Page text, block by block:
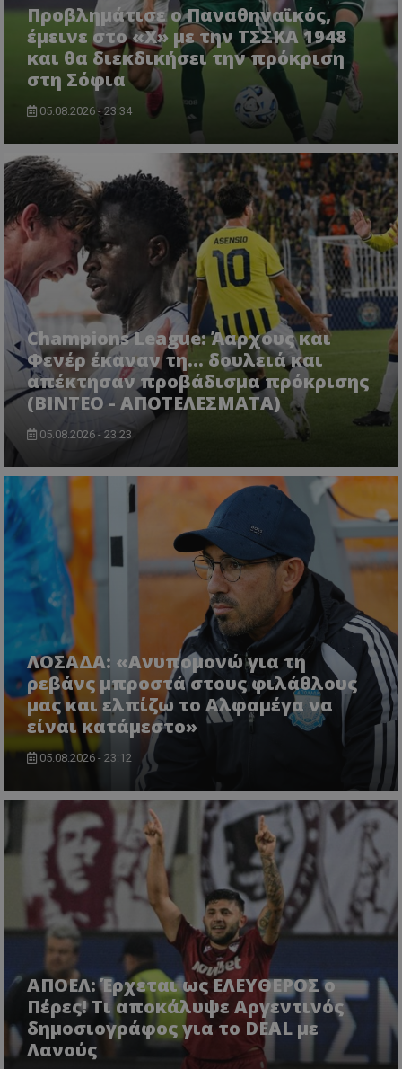
Προβλημάτισε ο Παναθηναϊκός,
έμεινε στο «Χ» με την ΤΣΣΚΑ 1948
και θα διεκδικήσει την πρόκριση
στη Σόφια
05.08.2026 - 23:34
Champions League: Άαρχους και
Φενέρ έκαναν τη... δουλειά και
απέκτησαν προβάδισμα πρόκρισης
(ΒΙΝΤΕΟ - ΑΠΟΤΕΛΕΣΜΑΤΑ)
05.08.2026 - 23:23
ΛΟΣΑΔΑ: «Ανυπομονώ για τη
ρεβάνς μπροστά στους φιλάθλους
μας και ελπίζω το Αλφαμέγα να
είναι κατάμεστο»
05.08.2026 - 23:12
ΑΠΟΕΛ: Έρχεται ως ΕΛΕΥΘΕΡΟΣ ο
Πέρες! Τι αποκάλυψε Αργεντινός
δημοσιογράφος για το DEAL με
Λανούς